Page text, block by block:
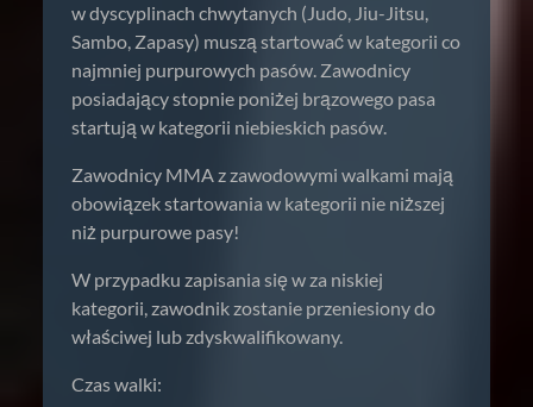
w dyscyplinach chwytanych (Judo, Jiu-Jitsu,
Sambo, Zapasy) muszą startować w kategorii co
najmniej purpurowych pasów. Zawodnicy
posiadający stopnie poniżej brązowego pasa
startują w kategorii niebieskich pasów.
Zawodnicy MMA z zawodowymi walkami mają
obowiązek startowania w kategorii nie niższej
niż purpurowe pasy!
W przypadku zapisania się w za niskiej
kategorii, zawodnik zostanie przeniesiony do
właściwej lub zdyskwalifikowany.
Czas walki: